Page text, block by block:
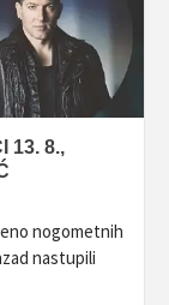
13. 8.,
nogometnih
nastupili